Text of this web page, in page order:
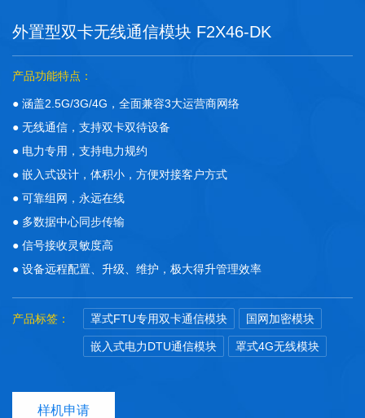
外置型双卡无线通信模块 F2X46-DK
产品功能特点：
● 涵盖2.5G/3G/4G，全面兼容3大运营商网络
● 无线通信，支持双卡双待设备
● 电力专用，支持电力规约
● 嵌入式设计，体积小，方便对接客户方式
● 可靠组网，永远在线
● 多数据中心同步传输
● 信号接收灵敏度高
● 设备远程配置、升级、维护，极大得升管理效率
产品标签： 罩式FTU专用双卡通信模块 国网加密模块
嵌入式电力DTU通信模块 罩式4G无线模块
样机申请